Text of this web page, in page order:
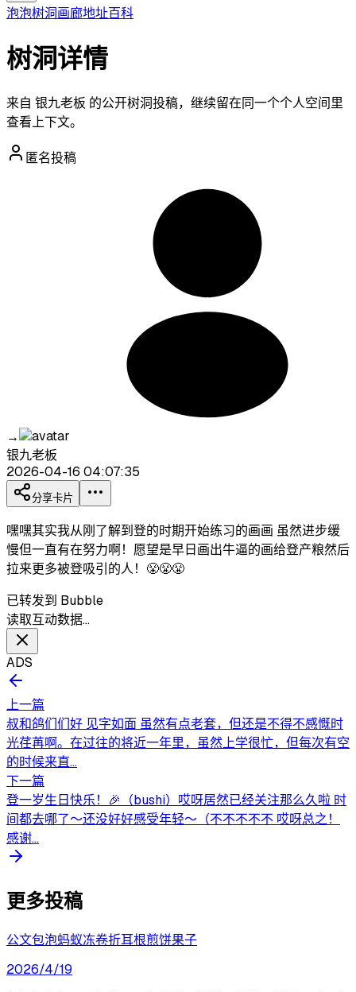
泡泡树洞画廊地址百科
树洞详情
来自 银九老板 的公开树洞投稿，继续留在同一个个人空间里
查看上下文。
匿名投稿
→
银九老板
2026-04-16 04:07:35
分享卡片
嘿嘿其实我从刚了解到登的时期开始练习的画画 虽然进步缓
慢但一直有在努力啊！愿望是早日画出牛逼的画给登产粮然后
拉来更多被登吸引的人！😤😤😤
已转发到 Bubble
读取互动数据…
ADS
上一篇
叔和鸽们们好 见字如面 虽然有点老套，但还是不得不感慨时
光荏苒啊。在过往的将近一年里，虽然上学很忙，但每次有空
的时候来直...
下一篇
登一岁生日快乐！🎉（bushi）哎呀居然已经关注那么久啦 时
间都去哪了～还没好好感受年轻～（不不不不不 哎呀总之！
感谢...
更多投稿
公文包泡蚂蚁冻卷折耳根煎饼果子
2026/4/19